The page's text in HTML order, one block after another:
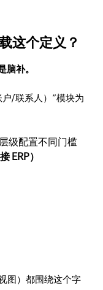
这个定义？
脑补。
/联系人）”模块为
级配置不同门槛
ERP）
图）都围绕这个字